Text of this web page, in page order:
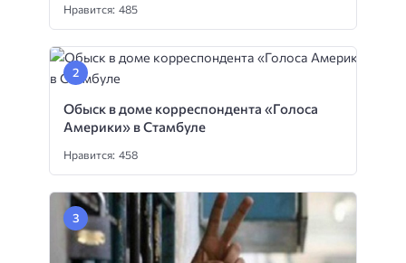
Нравится: 485
Обыск в доме корреспондента «Голоса
Америки» в Стамбуле
Нравится: 458